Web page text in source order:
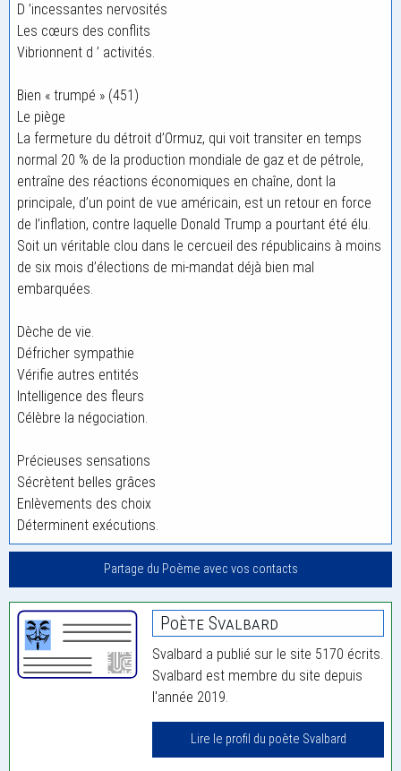
D ’incessantes nervosités
Les cœurs des conflits
Vibrionnent d ’ activités.
Bien « trumpé » (451)
Le piège
La fermeture du détroit d’Ormuz, qui voit transiter en temps
normal 20 % de la production mondiale de gaz et de pétrole,
entraîne des réactions économiques en chaîne, dont la
principale, d’un point de vue américain, est un retour en force
de l’inflation, contre laquelle Donald Trump a pourtant été élu.
Soit un véritable clou dans le cercueil des républicains à moins
de six mois d’élections de mi-mandat déjà bien mal
embarquées.
Dèche de vie.
Défricher sympathie
Vérifie autres entités
Intelligence des fleurs
Célèbre la négociation.
Précieuses sensations
Sécrètent belles grâces
Enlèvements des choix
Déterminent exécutions.
Partage du Poème avec vos contacts
Poète Svalbard
Svalbard a publié sur le site 5170 écrits.
Svalbard est membre du site depuis
l'année 2019.
Lire le profil du poète Svalbard